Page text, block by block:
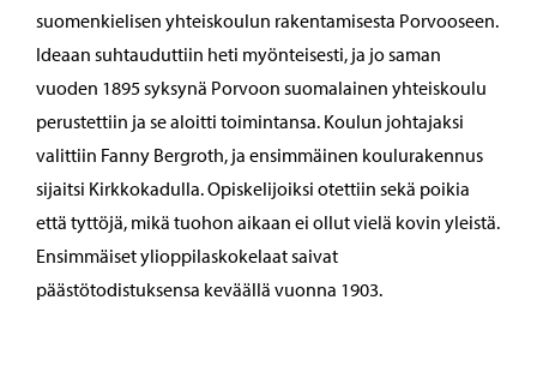
suomenkielisen yhteiskoulun rakentamisesta Porvooseen.
Ideaan suhtauduttiin heti myönteisesti, ja jo saman
vuoden 1895 syksynä Porvoon suomalainen yhteiskoulu
perustettiin ja se aloitti toimintansa. Koulun johtajaksi
valittiin Fanny Bergroth, ja ensimmäinen koulurakennus
sijaitsi Kirkkokadulla. Opiskelijoiksi otettiin sekä poikia
että tyttöjä, mikä tuohon aikaan ei ollut vielä kovin yleistä.
Ensimmäiset ylioppilaskokelaat saivat
päästötodistuksensa keväällä vuonna 1903.